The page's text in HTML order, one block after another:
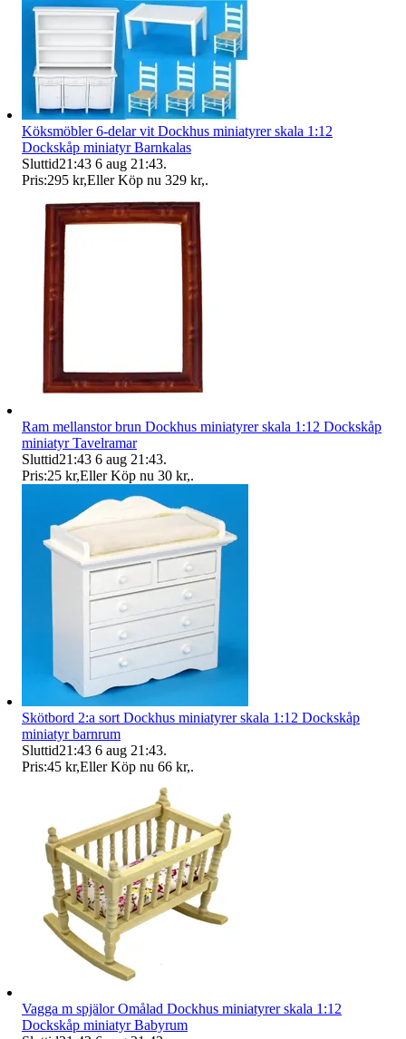
Köksmöbler 6-delar vit Dockhus miniatyrer skala 1:12
Dockskåp miniatyr Barnkalas
Sluttid21:43 6 aug 21:43.
Pris:295 kr,Eller Köp nu 329 kr,.
Ram mellanstor brun Dockhus miniatyrer skala 1:12 Dockskåp
miniatyr Tavelramar
Sluttid21:43 6 aug 21:43.
Pris:25 kr,Eller Köp nu 30 kr,.
Skötbord 2:a sort Dockhus miniatyrer skala 1:12 Dockskåp
miniatyr barnrum
Sluttid21:43 6 aug 21:43.
Pris:45 kr,Eller Köp nu 66 kr,.
Vagga m spjälor Omålad Dockhus miniatyrer skala 1:12
Dockskåp miniatyr Babyrum